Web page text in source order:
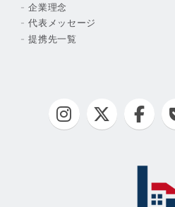
企業理念
代表メッセージ
提携先一覧